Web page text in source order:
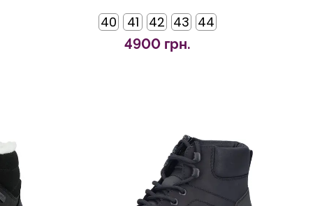
40 41 42 43 44
4900 грн.